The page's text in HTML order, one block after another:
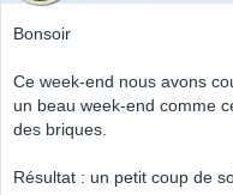
Bonsoir
Ce week-end nous avons
un beau week-end comme
des briques.
Résultat : un petit coup de